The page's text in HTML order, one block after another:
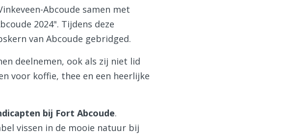
Abcoude samen met
2024". Tijdens deze
van Abcoude gebridged.
deelnemen, ook als zij niet lid
voor koffie, thee en een heerlijke
bij Fort Abcoude.
vissen in de mooie natuur bij